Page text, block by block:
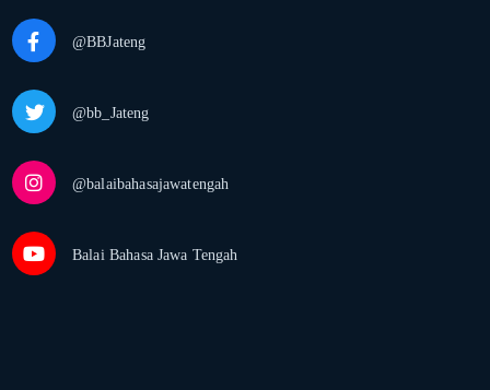
@BBJateng
@bb_Jateng
@balaibahasajawatengah
Balai Bahasa Jawa Tengah